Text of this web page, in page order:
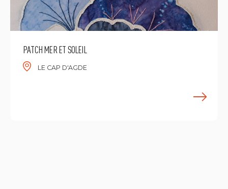
PATCH MER ET SOLEIL
LE CAP D'AGDE